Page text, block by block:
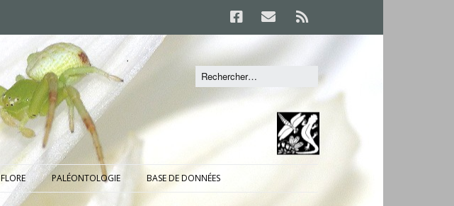
FLORE PALÉONTOLOGIE BASE DE DONNÉES